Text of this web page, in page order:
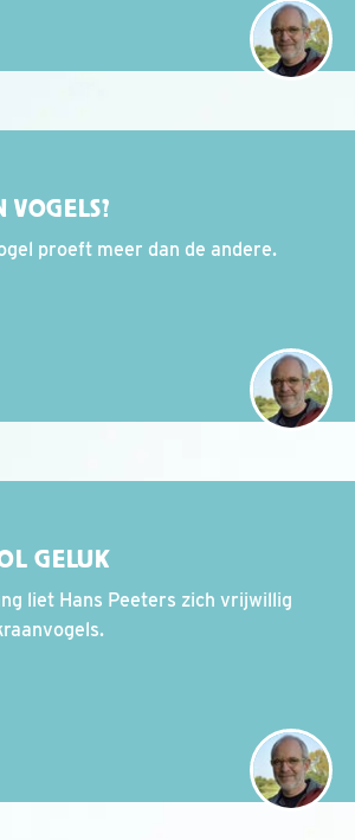
VOGELS?
proeft meer dan de andere.
GELUK
liet Hans Peeters zich vrijwillig